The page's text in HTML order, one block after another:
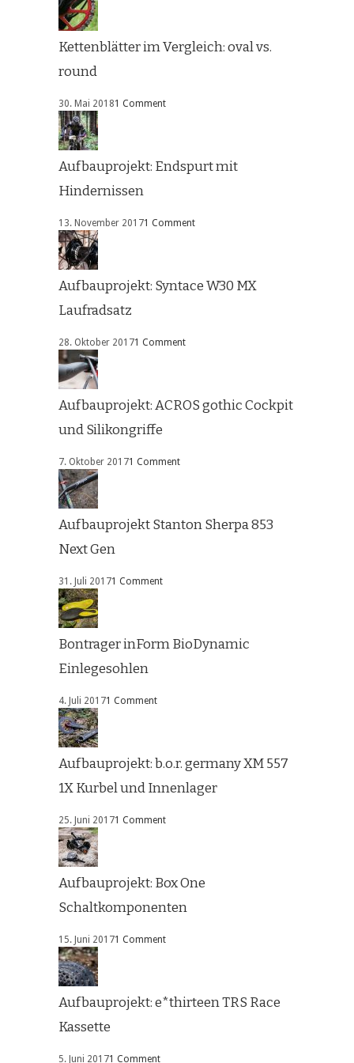
Kettenblätter im Vergleich: oval vs.
round
30. Mai 20181 Comment
Aufbauprojekt: Endspurt mit
Hindernissen
13. November 20171 Comment
Aufbauprojekt: Syntace W30 MX
Laufradsatz
28. Oktober 20171 Comment
Aufbauprojekt: ACROS gothic Cockpit
und Silikongriffe
7. Oktober 20171 Comment
Aufbauprojekt Stanton Sherpa 853
Next Gen
31. Juli 20171 Comment
Bontrager inForm BioDynamic
Einlegesohlen
4. Juli 20171 Comment
Aufbauprojekt: b.o.r. germany XM 557
1X Kurbel und Innenlager
25. Juni 20171 Comment
Aufbauprojekt: Box One
Schaltkomponenten
15. Juni 20171 Comment
Aufbauprojekt: e*thirteen TRS Race
Kassette
5. Juni 20171 Comment